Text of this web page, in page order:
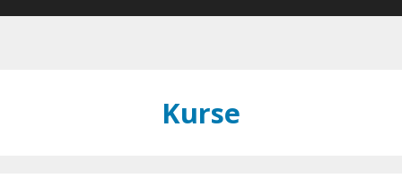
Kurse